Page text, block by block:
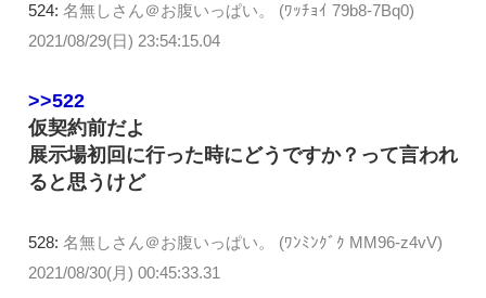
524: 名無しさん＠お腹いっぱい。 (ﾜｯﾁｮｲ 79b8-7Bq0)
2021/08/29(日) 23:54:15.04
>>522
仮契約前だよ
展示場初回に行った時にどうですか？って言われ
ると思うけど
528: 名無しさん＠お腹いっぱい。 (ﾜﾝﾐﾝｸﾞｸ MM96-z4vV)
2021/08/30(月) 00:45:33.31